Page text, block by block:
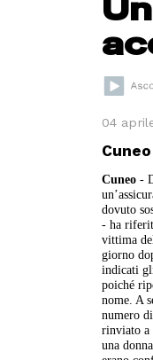
04
Cuneo
Cuneo -
dovuto
- ha
vittima
giorno
indicati
poiché
nome. A
numero
rinviato a
una